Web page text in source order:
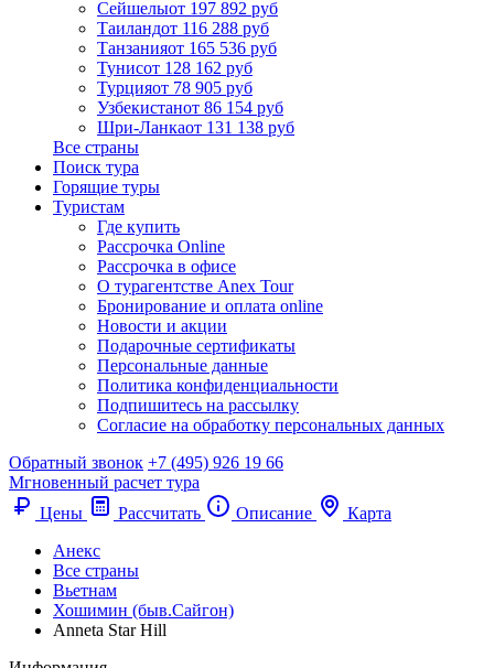
Сейшелыот 197 892 руб
Таиландот 116 288 руб
Танзанияот 165 536 руб
Тунисот 128 162 руб
Турцияот 78 905 руб
Узбекистанот 86 154 руб
Шри-Ланкаот 131 138 руб
Все страны
Поиск тура
Горящие туры
Туристам
Где купить
Рассрочка Online
Рассрочка в офисе
О турагентстве Anex Tour
Бронирование и оплата online
Новости и акции
Подарочные сертификаты
Персональные данные
Политика конфиденциальности
Подпишитесь на рассылку
Согласие на обработку персональных данных
Обратный звонок +7 (495) 926 19 66
Мгновенный расчет тура
Цены
Рассчитать Описание
Карта
Анекс
Все страны
Вьетнам
Хошимин (быв.Сайгон)
Anneta Star Hill